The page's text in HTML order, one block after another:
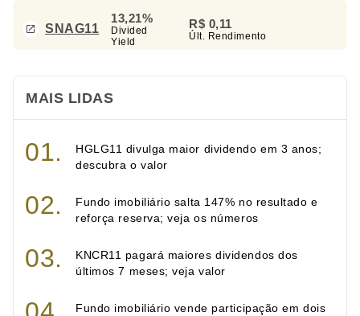
SNAG11
13,21%
Divided
Yield
R$ 0,11
Últ. Rendimento
MAIS LIDAS
HGLG11 divulga maior dividendo em 3 anos;
descubra o valor
Fundo imobiliário salta 147% no resultado e
reforça reserva; veja os números
KNCR11 pagará maiores dividendos dos
últimos 7 meses; veja valor
Fundo imobiliário vende participação em dois